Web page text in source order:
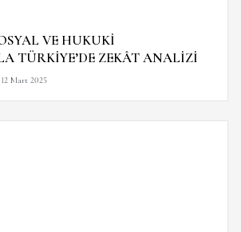
VE HUKUKİ
TÜRKİYE’DE ZEKÂT ANALİZİ
12 Mart 2025